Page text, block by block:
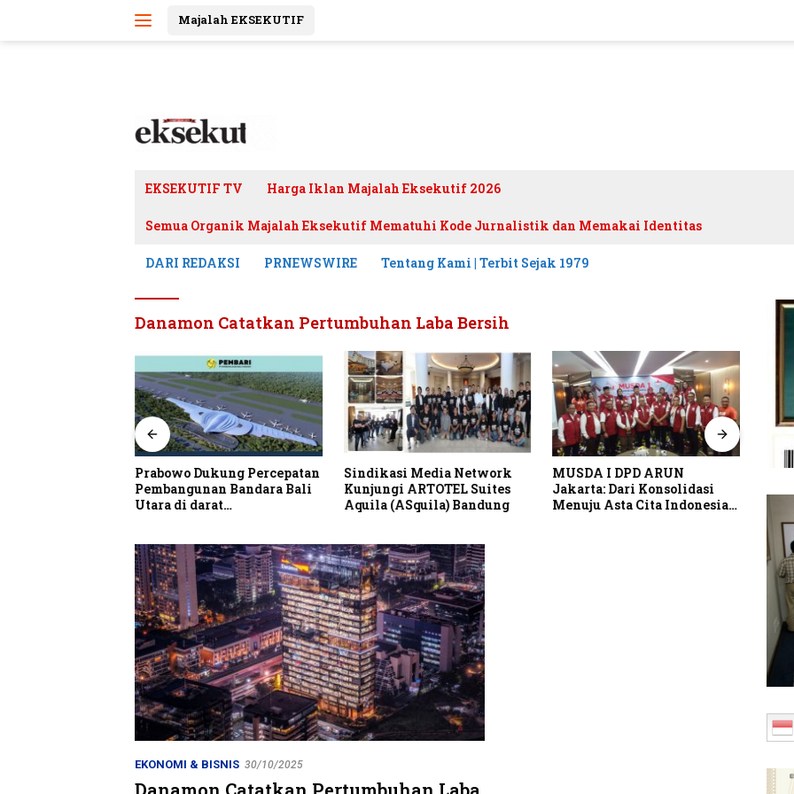
Majalah EKSEKUTIF
EKSEKUTIF TV Harga Iklan Majalah Eksekutif 2026
Semua Organik Majalah Eksekutif Mematuhi Kode Jurnalistik dan Memakai Identitas
DARI REDAKSI PRNEWSWIRE Tentang Kami | Terbit Sejak 1979
Danamon Catatkan Pertumbuhan Laba Bersih
Prabowo Dukung Percepatan
Pembangunan Bandara Bali
Utara di darat
Sindikasi Media Network
Kunjungi ARTOTEL Suites
Aquila (ASquila) Bandung
MUSDA I DPD ARUN
Jakarta: Dari Konsolidasi
Menuju Asta Cita Indonesia
EKONOMI & BISNIS 30/10/2025
Danamon Catatkan Pertumbuhan Laba